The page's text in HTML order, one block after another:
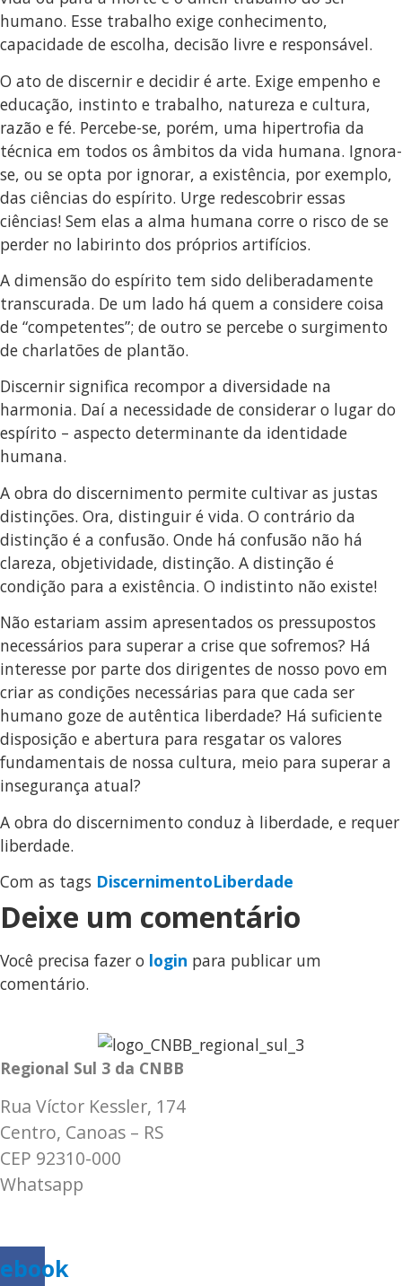
humano. Esse trabalho exige conhecimento,
capacidade de escolha, decisão livre e responsável.
O ato de discernir e decidir é arte. Exige empenho e
educação, instinto e trabalho, natureza e cultura,
razão e fé. Percebe-se, porém, uma hipertrofia da
técnica em todos os âmbitos da vida humana. Ignora-
se, ou se opta por ignorar, a existência, por exemplo,
das ciências do espírito. Urge redescobrir essas
ciências! Sem elas a alma humana corre o risco de se
perder no labirinto dos próprios artifícios.
A dimensão do espírito tem sido deliberadamente
transcurada. De um lado há quem a considere coisa
de “competentes”; de outro se percebe o surgimento
de charlatões de plantão.
Discernir significa recompor a diversidade na
harmonia. Daí a necessidade de considerar o lugar do
espírito – aspecto determinante da identidade
humana.
A obra do discernimento permite cultivar as justas
distinções. Ora, distinguir é vida. O contrário da
distinção é a confusão. Onde há confusão não há
clareza, objetividade, distinção. A distinção é
condição para a existência. O indistinto não existe!
Não estariam assim apresentados os pressupostos
necessários para superar a crise que sofremos? Há
interesse por parte dos dirigentes de nosso povo em
criar as condições necessárias para que cada ser
humano goze de autêntica liberdade? Há suficiente
disposição e abertura para resgatar os valores
fundamentais de nossa cultura, meio para superar a
insegurança atual?
A obra do discernimento conduz à liberdade, e requer
liberdade.
Com as tags DiscernimentoLiberdade
Deixe um comentário
Você precisa fazer o login para publicar um
comentário.
Regional Sul 3 da CNBB
Rua Víctor Kessler, 174
Centro, Canoas – RS
CEP 92310-000
Whatsapp